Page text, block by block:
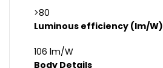
>80
Luminous efficiency (lm/W)
106 lm/W
Body Details